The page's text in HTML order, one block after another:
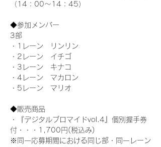
（14：00～14：45）
◆参加メンバー
3部
・1レーン　リンリン
・2レーン　イチゴ
・3レーン　キナコ
・4レーン　マカロン
・5レーン　マリオ
◆販売商品
・『デジタルブロマイドvol.4』個別握手券
付・・・1,700円(税込み)
※同一応募期間における同じ部・同一レーン